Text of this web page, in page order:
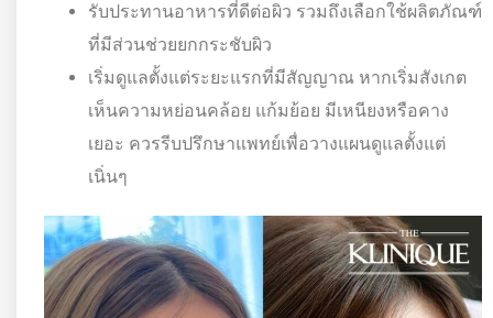
รับประทานอาหารที่ดีต่อผิว รวมถึงเลือกใช้ผลิตภัณฑ์
ที่มีส่วนช่วยยกกระชับผิว
เริ่มดูแลตั้งแต่ระยะแรกที่มีสัญญาณ หากเริ่มสังเกต
เห็นความหย่อนคล้อย แก้มย้อย มีเหนียงหรือคาง
เยอะ ควรรีบปรึกษาแพทย์เพื่อวางแผนดูแลตั้งแต่
เนิ่นๆ